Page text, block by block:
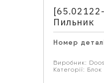
Пильник
Номер
Виробник:
Категорії: Блок